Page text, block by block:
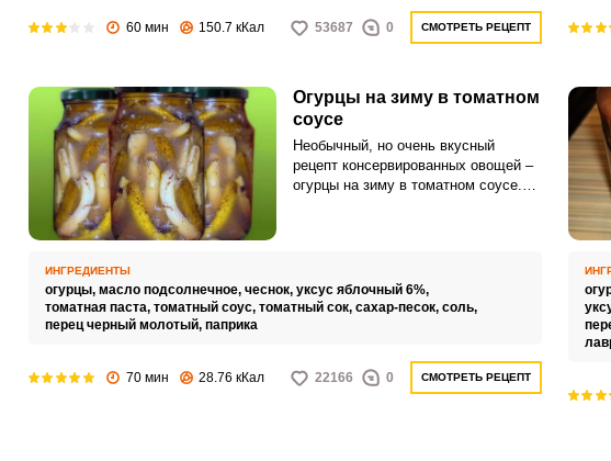
60 мин 150.7 кКал 53687 0 СМОТРЕТЬ РЕЦЕПТ
Огурцы на зиму в томатном
соусе
Необычный, но очень вкусный
рецепт консервированных овощей –
огурцы на зиму в томатном соусе.
ИНГРЕДИЕНТЫ
огурцы, масло подсолнечное, чеснок, уксус яблочный 6%,
томатная паста, томатный соус, томатный сок, сахар-песок, соль,
перец черный молотый, паприка
70 мин 28.76 кКал 22166 0 СМОТРЕТЬ РЕЦЕПТ